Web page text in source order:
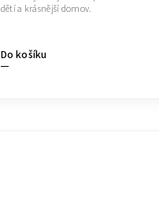
Do košíku
dětí a krásnější domov.